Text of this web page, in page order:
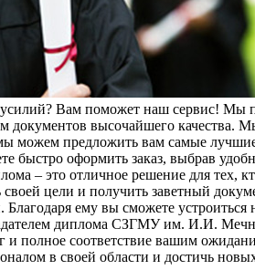
Вам поможет наш сервис! Мы
документов высочайшего
можем предложить вам самые
быстро оформить заказ, выбрав
– это отличное решение для тех,
своей цели и получить заветный
ему вы сможете
диплома СЗГМУ им. И.И.
полное соответствие вашим
в своей области и достичь